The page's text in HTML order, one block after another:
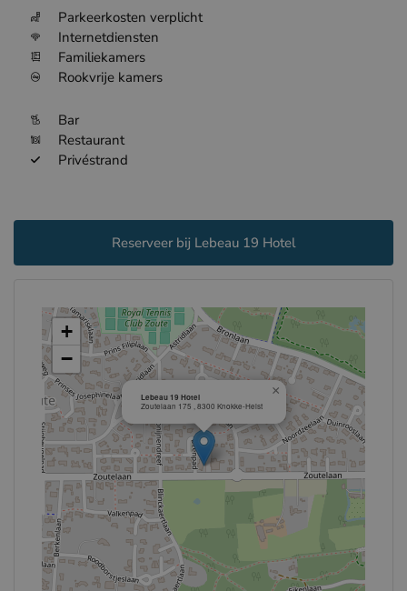
Parkeerkosten verplicht
Internetdiensten
Familiekamers
Rookvrije kamers
Bar
Restaurant
Privéstrand
Reserveer bij Lebeau 19 Hotel
Lebeau 19 Hotel
Zoutelaan 175 , 8300 Knokke-Heist
×
+
−